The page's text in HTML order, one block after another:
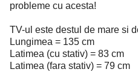
probleme cu acesta!
TV-ul este destul de mare si
Lungimea = 135 cm
Latimea (cu stativ) = 83 cm
Latimea (fara stativ) = 79 cm